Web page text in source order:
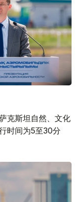
克斯坦自然、文化
时间为5至30分